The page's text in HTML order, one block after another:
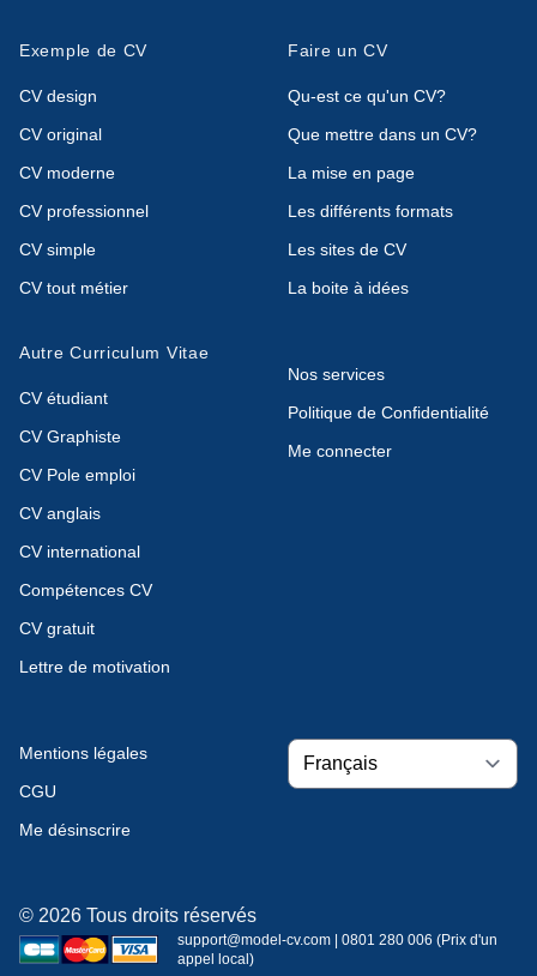
Exemple de CV
CV design
CV original
CV moderne
CV professionnel
CV simple
CV tout métier
Faire un CV
Qu-est ce qu'un CV?
Que mettre dans un CV?
La mise en page
Les différents formats
Les sites de CV
La boite à idées
Autre Curriculum Vitae
CV étudiant
CV Graphiste
CV Pole emploi
CV anglais
CV international
Compétences CV
CV gratuit
Lettre de motivation
Nos services
Politique de Confidentialité
Me connecter
Mentions légales
CGU
Me désinscrire
© 2026 Tous droits réservés
support@model-cv.com | 0801 280 006 (Prix d'un
appel local)